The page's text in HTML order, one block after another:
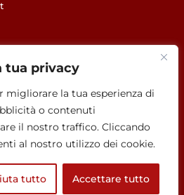
tua privacy
migliorare la tua esperienza di
o contenuti
il nostro traffico. Cliccando
al nostro utilizzo dei cookie.
tutto Accettare tutto